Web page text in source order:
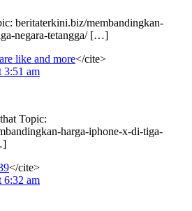
beritaterkini.biz/membandingkan-
negara-tetangga/ […]
like and more</cite>
3:51 am
Topic:
harga-iphone-x-di-tiga-
</cite>
6:32 am